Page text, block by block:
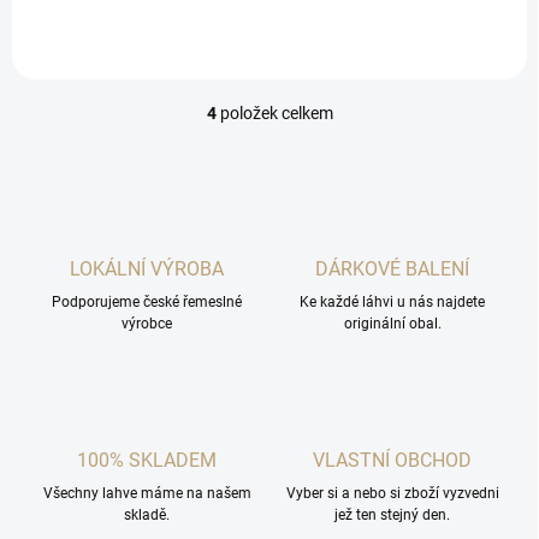
O
4položek celkem
LOKÁLNÍ VÝROBA
Podporujeme české řemeslné
výrobce
DÁRKOVÉ BALENÍ
Ke každé láhvi u nás najdete
originální obal.
100% SKLADEM
Všechny lahve máme na našem
skladě.
VLASTNÍ OBCHOD
Vyber si a nebo si zboží vyzvedni
jež ten stejný den.